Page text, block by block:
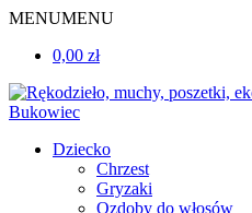
MENUMENU
0,00 zł
Dziecko
Chrzest
Gryzaki
Ozdoby do włosów